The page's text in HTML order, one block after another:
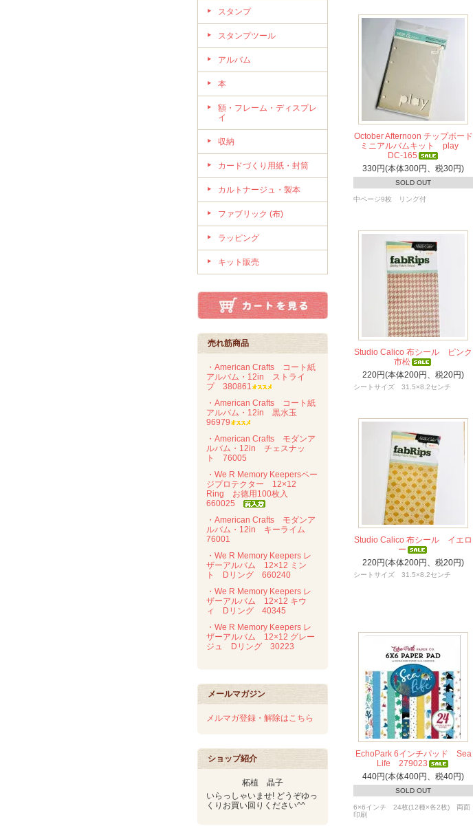
スタンプ
スタンプツール
アルバム
本
額・フレーム・ディスプレ
イ
収納
カードづくり用紙・封筒
カルトナージュ・製本
ファブリック (布)
ラッピング
キット販売
売れ筋商品
・American Crafts コート紙
アルバム・12in ストライ
プ 380861
・American Crafts コート紙
アルバム・12in 黒水玉
96979
・American Crafts モダンア
ルバム・12in チェスナッ
ト 76005
・We R Memory Keepersペー
ジプロテクター 12×12
Ring お徳用100枚入
660025
・American Crafts モダンア
ルバム・12in キーライム
76001
・We R Memory Keepers レ
ザーアルバム 12×12 ミン
ト Dリング 660240
・We R Memory Keepers レ
ザーアルバム 12×12 キウ
ィ Dリング 40345
・We R Memory Keepers レ
ザーアルバム 12×12 グレー
ジュ Dリング 30223
メールマガジン
メルマガ登録・解除はこちら
ショップ紹介
柘植 晶子
いらっしゃいませ! どうぞゆっ
くりお買い回りください^^
October Afternoon チップボード
ミニアルバムキット play
DC-165
330円(本体300円、税30円)
SOLD OUT
中ページ9枚 リング付
Studio Calico 布シール ピンク
市松
220円(本体200円、税20円)
シートサイズ 31.5×8.2センチ
Studio Calico 布シール イエロ
ー
220円(本体200円、税20円)
シートサイズ 31.5×8.2センチ
EchoPark 6インチパッド Sea
Life 279023
440円(本体400円、税40円)
SOLD OUT
6×6インチ 24枚(12種×各2枚) 両面
印刷